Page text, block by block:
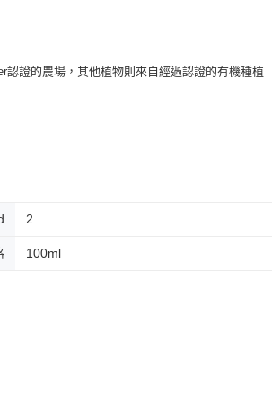
認證的農場，其他植物則來自經過認證的有機種植
2
100ml